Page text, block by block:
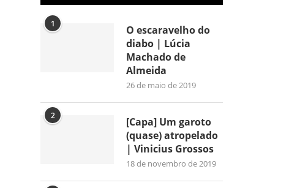
1
O escaravelho do
diabo | Lúcia
Machado de
Almeida
26 de maio de 2019
2
[Capa] Um garoto
(quase) atropelado
| Vinicius Grossos
18 de novembro de 2019